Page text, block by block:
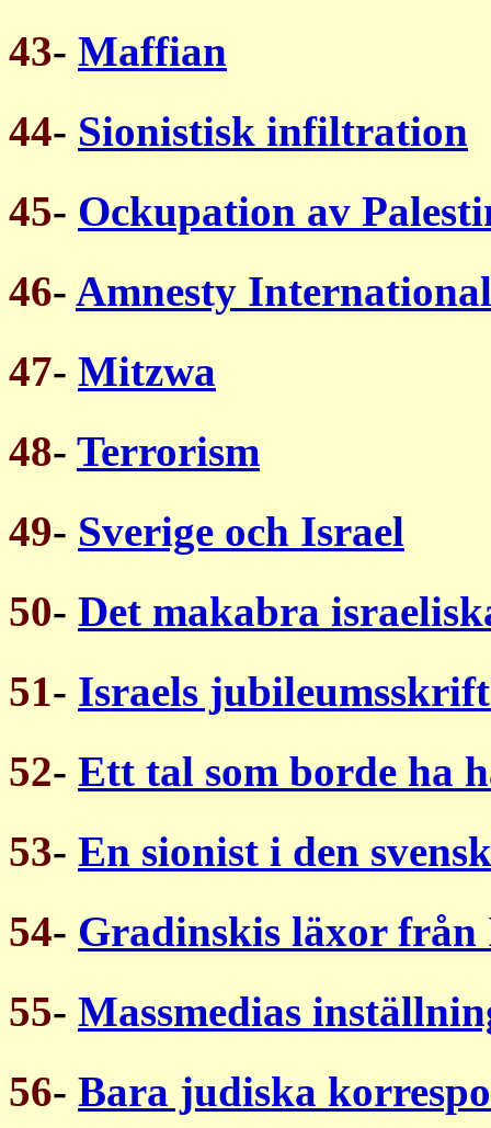
43- Maffian
44- Sionistisk infiltration
45- Ockupation av
46- Amnesty International
47- Mitzwa
48- Terrorism
49- Sverige och Israel
50- Det makabra
51- Israels
52- Ett tal som borde ha
53- En sionist i den
54- Gradinskis läxor från
55- Massmedias
56- Bara judiska